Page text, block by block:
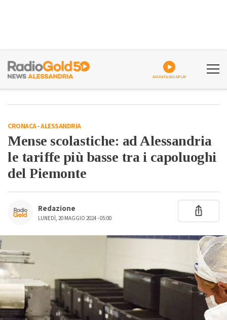
ASCOLTA GOLDPLAY
CRONACA-ALESSANDRIA
Mense scolastiche: ad Alessandria
le tariffe più basse tra i capoluoghi
del Piemonte
Redazione
LUNEDÌ, 20 MAGGIO 2024 - 05:00